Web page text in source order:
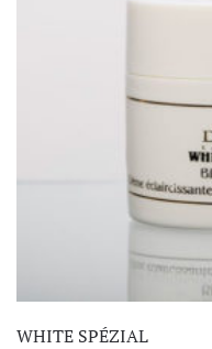
WHITE SPÉZIAL